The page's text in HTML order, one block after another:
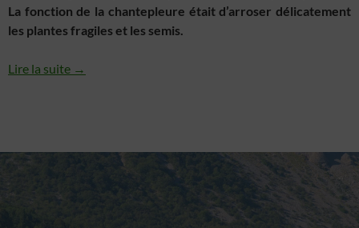
La fonction de la chantepleure était d’arroser délicatement
les plantes fragiles et les semis.
Lire la suite →